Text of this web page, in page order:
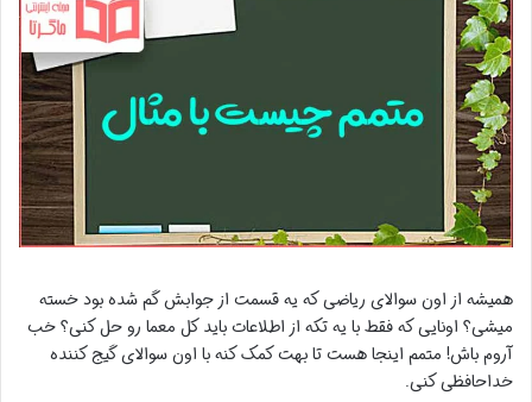
همیشه از اون سوالای ریاضی که یه قسمت از جوابش گم شده بود خسته
میشی؟ اونایی که فقط با یه تکه از اطلاعات باید کل معما رو حل کنی؟ خب
آروم باش! متمم اینجا هست تا بهت کمک کنه با اون سوالای گیج کننده
خداحافظی کنی.